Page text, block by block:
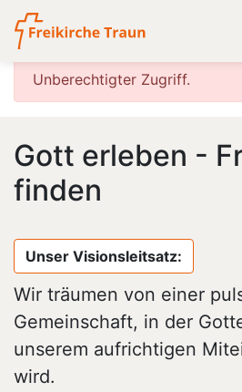
Unberechtigter Zugriff.
Gott erleben -
finden
Unser Visionsleitsatz:
Wir träumen von einer
Gemeinschaft, in der
unserem aufrichtigen
wird.